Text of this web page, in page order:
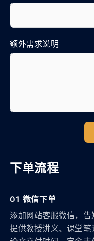
额外需求说明
下单流程
01 微信下单
添加网站客服微信，
提供教授讲义、课堂